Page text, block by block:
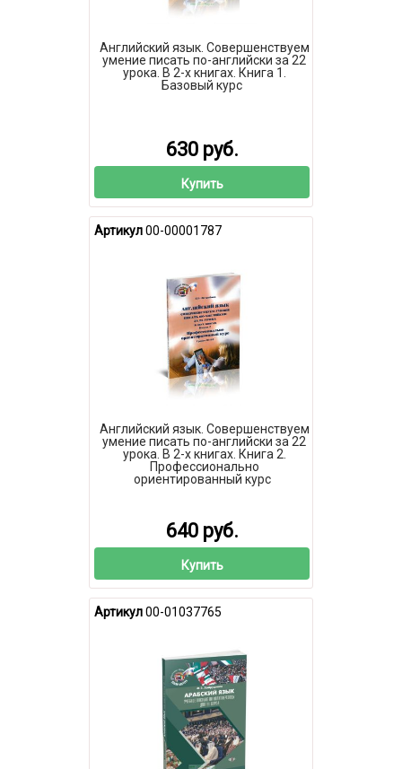
Английский язык. Совершенствуем
умение писать по-английски за 22
урока. В 2-х книгах. Книга 1.
Базовый курс
630 руб.
Купить
Артикул00-00001787
Английский язык. Совершенствуем
умение писать по-английски за 22
урока. В 2-х книгах. Книга 2.
Профессионально
ориентированный курс
640 руб.
Купить
Артикул00-01037765